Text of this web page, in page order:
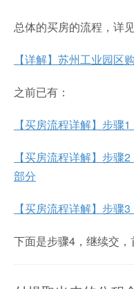
总体的买房的流程，详见
【详解】苏州工业园区
之前已有：
【买房流程详解】步骤
【买房流程详解】步骤
部分
【买房流程详解】步骤
下面是步骤4，继续交，